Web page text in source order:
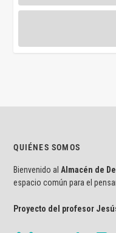
QUIÉNES SOMOS
Bienvenido al Almacén de
espacio común para el
Proyecto del profesor